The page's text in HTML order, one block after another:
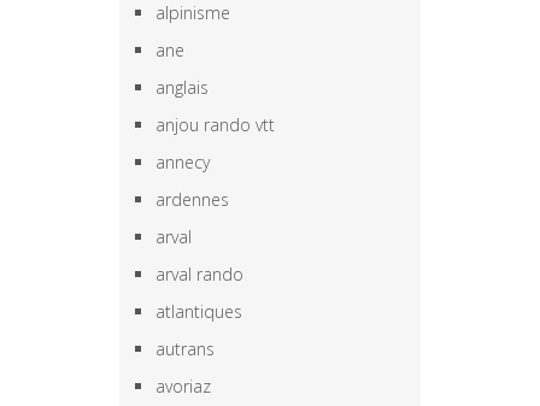
alpinisme
ane
anglais
anjou rando vtt
annecy
ardennes
arval
arval rando
atlantiques
autrans
avoriaz